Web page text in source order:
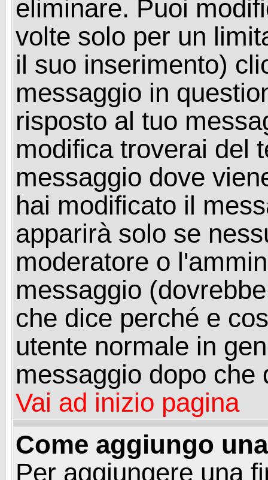
eliminare. Puoi
volte solo per un
il suo inserimento)
messaggio in
risposto al tuo
modifica troverai del
messaggio dove
hai modificato il
apparirà solo se
moderatore o
messaggio
che dice perché e
utente normale in
messaggio dopo che
Vai ad inizio pagina
Come aggiungo
Per aggiungere una